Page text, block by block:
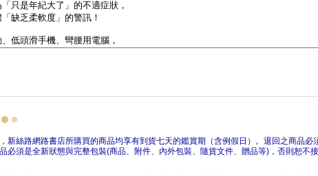
新絲路網路書店所購買的商品均享有到貨七天的鑑賞期（含例假日）。退回之商品必
必須是全新狀態與完整包裝(商品、附件、內外包裝、隨貨文件、贈品等)，否則恕不接